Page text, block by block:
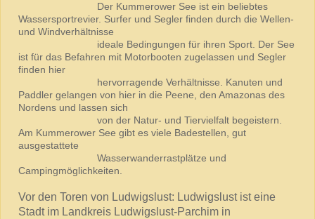
Der Kummerower See ist ein beliebtes
Wassersportrevier. Surfer und Segler finden durch die Wellen-
und Windverhältnisse
ideale Bedingungen für ihren Sport. Der See
ist für das Befahren mit Motorbooten zugelassen und Segler
finden hier
hervorragende Verhältnisse. Kanuten und
Paddler gelangen von hier in die Peene, den Amazonas des
Nordens und lassen sich
von der Natur- und Tiervielfalt begeistern.
Am Kummerower See gibt es viele Badestellen, gut
ausgestattete
Wasserwanderrastplätze und
Campingmöglichkeiten.
Vor den Toren von Ludwigslust: Ludwigslust ist eine
Stadt im Landkreis Ludwigslust-Parchim in